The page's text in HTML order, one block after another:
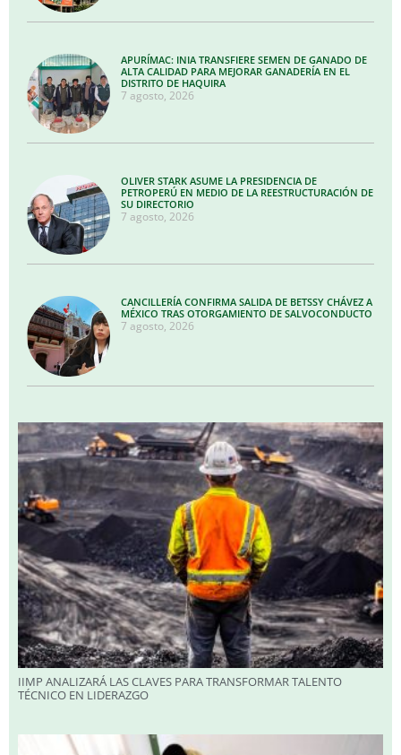
APURÍMAC: INIA TRANSFIERE SEMEN DE GANADO DE
ALTA CALIDAD PARA MEJORAR GANADERÍA EN EL
DISTRITO DE HAQUIRA
7 agosto, 2026
OLIVER STARK ASUME LA PRESIDENCIA DE
PETROPERÚ EN MEDIO DE LA REESTRUCTURACIÓN DE
SU DIRECTORIO
7 agosto, 2026
CANCILLERÍA CONFIRMA SALIDA DE BETSSY CHÁVEZ A
MÉXICO TRAS OTORGAMIENTO DE SALVOCONDUCTO
7 agosto, 2026
IIMP ANALIZARÁ LAS CLAVES PARA TRANSFORMAR TALENTO
TÉCNICO EN LIDERAZGO